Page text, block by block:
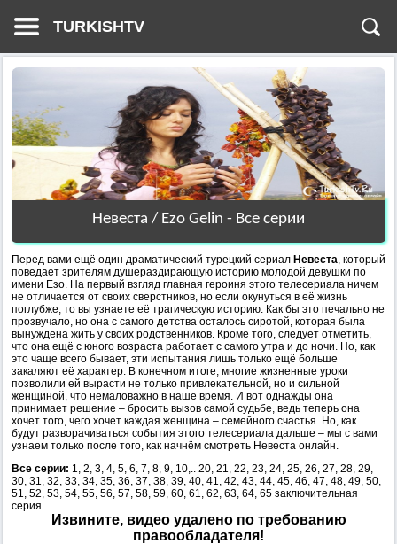
TURKISHTV
Невеста / Ezo Gelin - Все серии
Перед вами ещё один драматический турецкий сериал Невеста, который
поведает зрителям душераздирающую историю молодой девушки по
имени Езо. На первый взгляд главная героиня этого телесериала ничем
не отличается от своих сверстников, но если окунуться в её жизнь
поглубже, то вы узнаете её трагическую историю. Как бы это печально не
прозвучало, но она с самого детства осталось сиротой, которая была
вынуждена жить у своих родственников. Кроме того, следует отметить,
что она ещё с юного возраста работает с самого утра и до ночи. Но, как
это чаще всего бывает, эти испытания лишь только ещё больше
закаляют её характер. В конечном итоге, многие жизненные уроки
позволили ей вырасти не только привлекательной, но и сильной
женщиной, что немаловажно в наше время. И вот однажды она
принимает решение – бросить вызов самой судьбе, ведь теперь она
хочет того, чего хочет каждая женщина – семейного счастья. Но, как
будут разворачиваться события этого телесериала дальше – мы с вами
узнаем только после того, как начнём смотреть Невеста онлайн.
Все серии: 1, 2, 3, 4, 5, 6, 7, 8, 9, 10,.. 20, 21, 22, 23, 24, 25, 26, 27, 28, 29,
30, 31, 32, 33, 34, 35, 36, 37, 38, 39, 40, 41, 42, 43, 44, 45, 46, 47, 48, 49, 50,
51, 52, 53, 54, 55, 56, 57, 58, 59, 60, 61, 62, 63, 64, 65 заключительная
серия.
Извините, видео удалено по требованию
правообладателя!